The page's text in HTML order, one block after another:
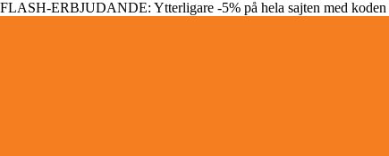
FLASH-ERBJUDANDE: Ytterligare -5% på hela sajten med koden